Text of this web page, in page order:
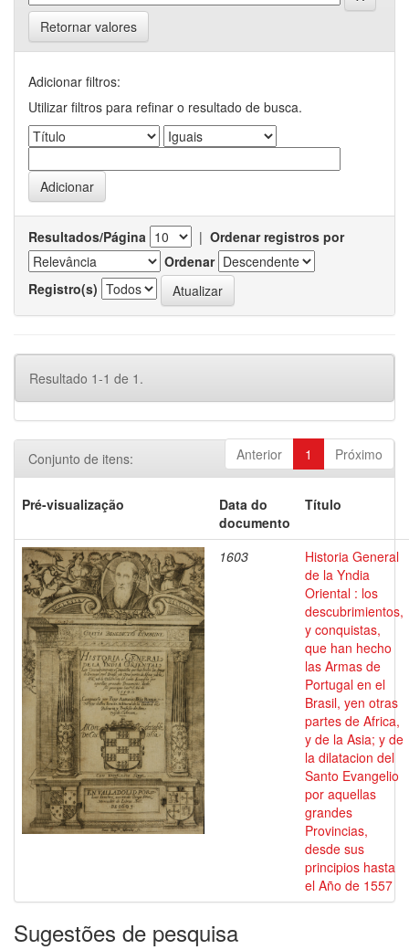
Retornar valores
Adicionar filtros:
Utilizar filtros para refinar o resultado de busca.
Resultados/Página | Ordenar registros por
Ordenar
Registro(s)
Resultado 1-1 de 1.
Anterior 1 Próximo
Conjunto de itens:
Pré-visualização
Data do
documento
Título
1603
Historia General
de la Yndia
Oriental : los
descubrimientos,
y conquistas,
que han hecho
las Armas de
Portugal en el
Brasil, yen otras
partes de Africa,
y de la Asia; y de
la dilatacion del
Santo Evangelio
por aquellas
grandes
Provincias,
desde sus
principios hasta
el Año de 1557
Sugestões de pesquisa